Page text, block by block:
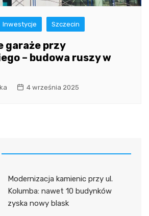
Inwestycje Szczecin
garaże przy
– budowa ruszy w
4 września 2025
Modernizacja kamienic przy ul.
Kolumba: nawet 10 budynków
zyska nowy blask